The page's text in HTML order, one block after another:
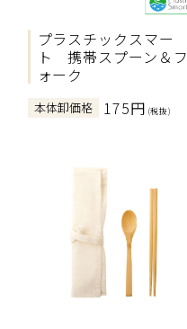
プラスチックスマー
ト 携帯スプーン＆フ
ォーク
本体卸価格 175円 (税抜)